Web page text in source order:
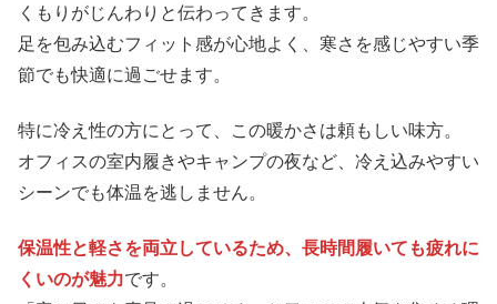
くもりがじんわりと伝わってきます。
足を包み込むフィット感が心地よく、寒さを感じやすい季
節でも快適に過ごせます。
特に冷え性の方にとって、この暖かさは頼もしい味方。
オフィスの室内履きやキャンプの夜など、冷え込みやすい
シーンでも体温を逃しません。
保温性と軽さを両立しているため、長時間履いても疲れに
くいのが魅力です。